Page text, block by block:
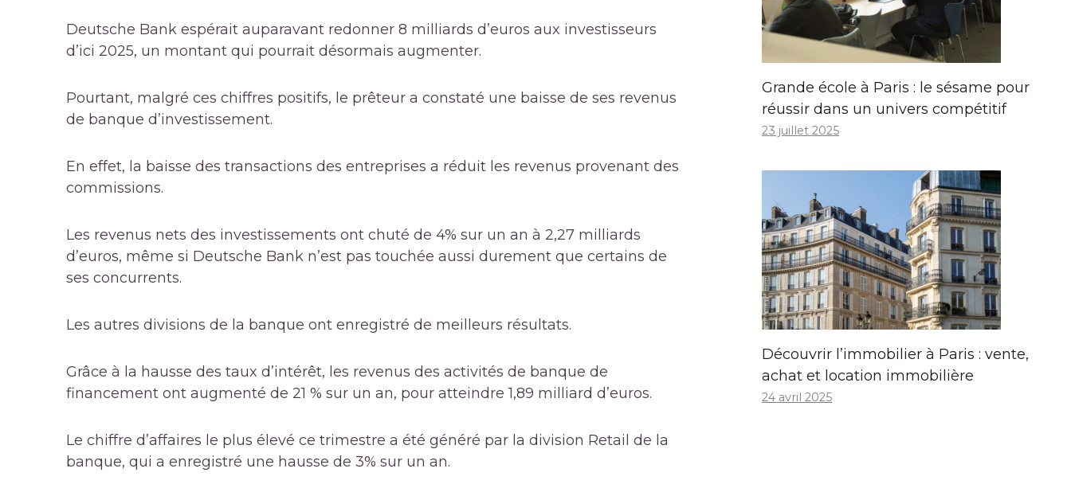
Deutsche Bank espérait auparavant redonner 8 milliards d’euros aux investisseurs
d’ici 2025, un montant qui pourrait désormais augmenter.
Pourtant, malgré ces chiffres positifs, le prêteur a constaté une baisse de ses revenus
de banque d’investissement.
En effet, la baisse des transactions des entreprises a réduit les revenus provenant des
commissions.
Les revenus nets des investissements ont chuté de 4% sur un an à 2,27 milliards
d’euros, même si Deutsche Bank n’est pas touchée aussi durement que certains de
ses concurrents.
Les autres divisions de la banque ont enregistré de meilleurs résultats.
Grâce à la hausse des taux d’intérêt, les revenus des activités de banque de
financement ont augmenté de 21 % sur un an, pour atteindre 1,89 milliard d’euros.
Le chiffre d’affaires le plus élevé ce trimestre a été généré par la division Retail de la
banque, qui a enregistré une hausse de 3% sur un an.
Grande école à Paris : le sésame pour
réussir dans un univers compétitif
23 juillet 2025
Découvrir l’immobilier à Paris : vente,
achat et location immobilière
24 avril 2025